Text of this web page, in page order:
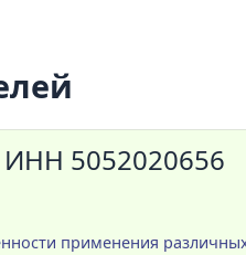
5052020656
применения